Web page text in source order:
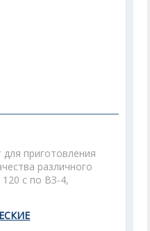
приготовления
различного
с по ВЗ-4,